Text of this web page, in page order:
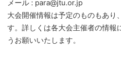
メール : para@jtu.or.jp
大会開催情報は予定のものもあり
す。詳しくは各大会主催者の情報
うお願いいたします。